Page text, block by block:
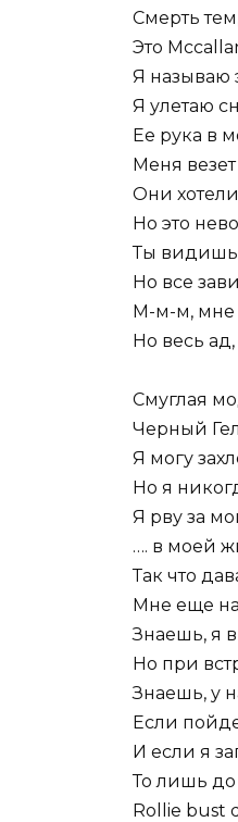
Смерть
Это
Я называю
Я улетаю
Ее рука в
Меня
Они
Но это
Ты видишь
Но все
М-м-м, мне
Но весь
Смуглая
Черный
Я могу
Но я
Я рву за
…. в моей
Так что
Мне еще
Знаешь, я
Но при
Знаешь, у
Если
И если я
То лишь до
Rollie bust